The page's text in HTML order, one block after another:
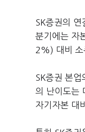
SK증권의
분기에는 자
2%) 대비 소
SK증권 본업
의 난이도는
자기자본 대